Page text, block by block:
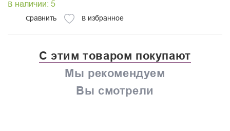
В наличии: 5
Сравнить В избранное
С этим товаром покупают
Мы рекомендуем
Вы смотрели